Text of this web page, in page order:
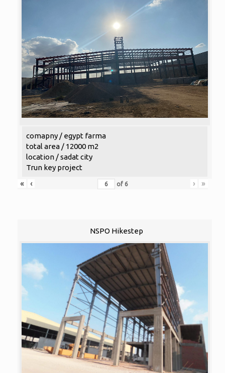
comapny / egypt farma
total area / 12000 m2
location / sadat city
Trun key project
«
‹ of 6 › »
NSPO Hikestep